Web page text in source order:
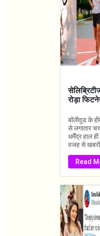
रोड़ा
बॉलीवुड के
से लगातार
धर्मेंद्र हाल
वजह से
Read